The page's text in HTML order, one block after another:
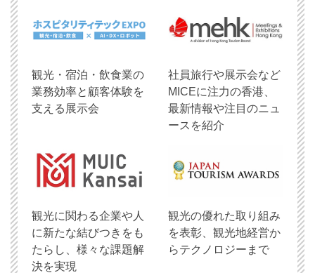
観光・宿泊・飲食業の
業務効率と顧客体験を
支える展示会
社員旅行や展示会など
MICEに注力の香港、
最新情報や注目のニュ
ースを紹介
観光に関わる企業や人
に新たな結びつきをも
たらし、様々な課題解
決を実現
観光の優れた取り組み
を表彰、観光地経営か
らテクノロジーまで